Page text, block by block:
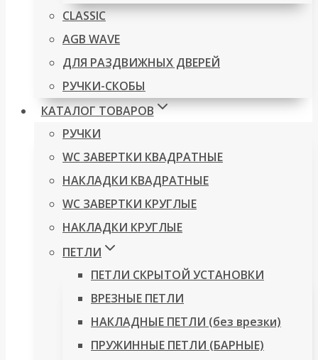
CLASSIC
AGB WAVE
ДЛЯ РАЗДВИЖНЫХ ДВЕРЕЙ
РУЧКИ-СКОБЫ
КАТАЛОГ ТОВАРОВ
РУЧКИ
WC ЗАВЕРТКИ КВАДРАТНЫЕ
НАКЛАДКИ КВАДРАТНЫЕ
WC ЗАВЕРТКИ КРУГЛЫЕ
НАКЛАДКИ КРУГЛЫЕ
ПЕТЛИ
ПЕТЛИ СКРЫТОЙ УСТАНОВКИ
ВРЕЗНЫЕ ПЕТЛИ
НАКЛАДНЫЕ ПЕТЛИ (без врезки)
ПРУЖИННЫЕ ПЕТЛИ (БАРНЫЕ)